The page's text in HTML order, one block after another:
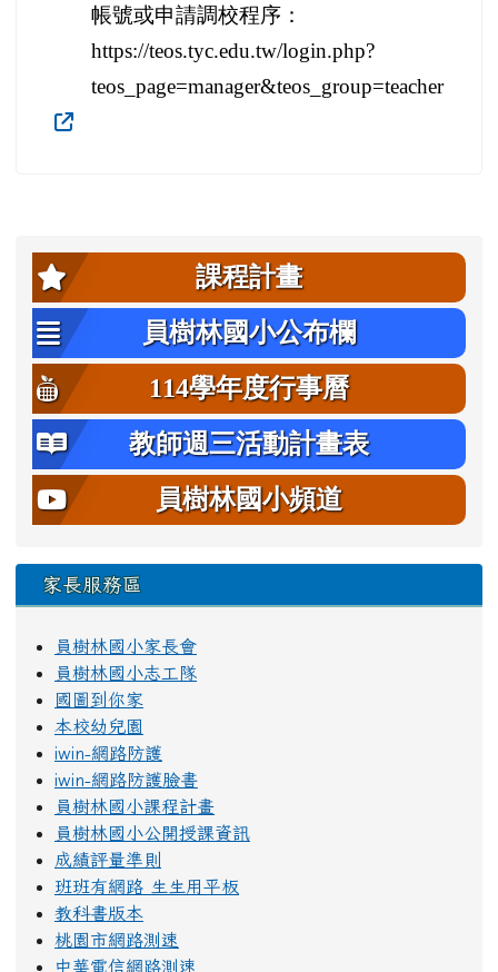
帳號或申請調校程序：
https://teos.tyc.edu.tw/login.php?
teos_page=manager&teos_group=teacher
左邊區域內容
課程計畫
員樹林國小公布欄
114學年度行事曆
教師週三活動計畫表
員樹林國小頻道
家長服務區
員樹林國小家長會
員樹林國小志工隊
國圖到你家
本校幼兒園
iwin-網路防護
iwin-網路防護臉書
員樹林國小課程計畫
員樹林國小公開授課資訊
成績評量準則
班班有網路 生生用平板
教科書版本
桃園市網路測速
中華電信網路測速